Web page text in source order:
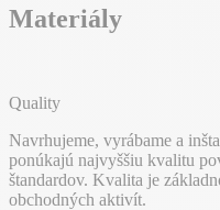
Materiály
Quality
Navrhujeme, vyrábame a
ponúkajú najvyššiu kvalitu
štandardov. Kvalita je
obchodných aktivít.